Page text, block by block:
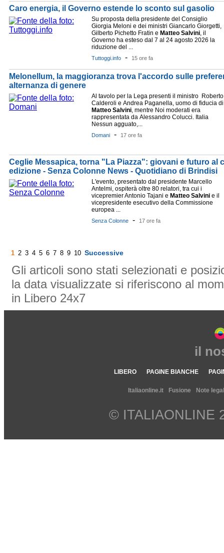
Caro energia, il Governo estende lo sconto sul gasolio
Su proposta della presidente del Consiglio
Giorgia Meloni e dei ministri Giancarlo Giorgetti,
Gilberto Pichetto Fratin e Matteo Salvini, il
Governo ha esteso dal 7 al 24 agosto 2026 la
riduzione del ...
Tuttoggi.info - 15 ore fa
Melonellum, la maggioranza trova l'accordo sulle
alternanza di genere
Al tavolo per la Lega presenti il ministro Roberto
Calderoli e Andrea Paganella, uomo di fiducia di
Matteo Salvini, mentre Noi moderati era
rappresentata da Alessandro Colucci. Italia
Nessun agguato,...
Domani - 17 ore fa
Ceglie Messapica, torna "La Piazza": giovani e futuro al
edizione - Senza Colonne News - Quotidiano di Brindisi
L'evento, presentato dal presidente Marcello
Antelmi, ospiterà oltre 80 relatori, tra cui i
vicepremier Antonio Tajani e Matteo Salvini e il
vicepresidente esecutivo della Commissione
europea ...
Senza Colonne - 17 ore fa
1 2 3 4 5 6 7 8 9 10 Successive
Gli articoli sono stati selezionati e
la data visualizzate si riferiscono al
in Libero 24x7
il
LIBERO PAGINE BIANCHE
Italiaonline.it Fusione Note
© ITALIAONLINE